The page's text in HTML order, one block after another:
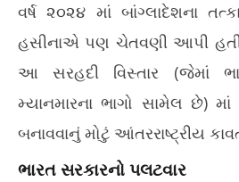
વર્ષ ૨૦૨૪ માં બાંગ્લાદેશના
હસીનાએ પણ ચેતવણી આપી હતી
આ સરહદી વિસ્તાર (જેમાં
મ્યાનમારના ભાગો સામેલ છે)
બનાવવાનું મોટું આંતરરાષ્ટ્રીય
ભારત સરકારનો પલટવાર